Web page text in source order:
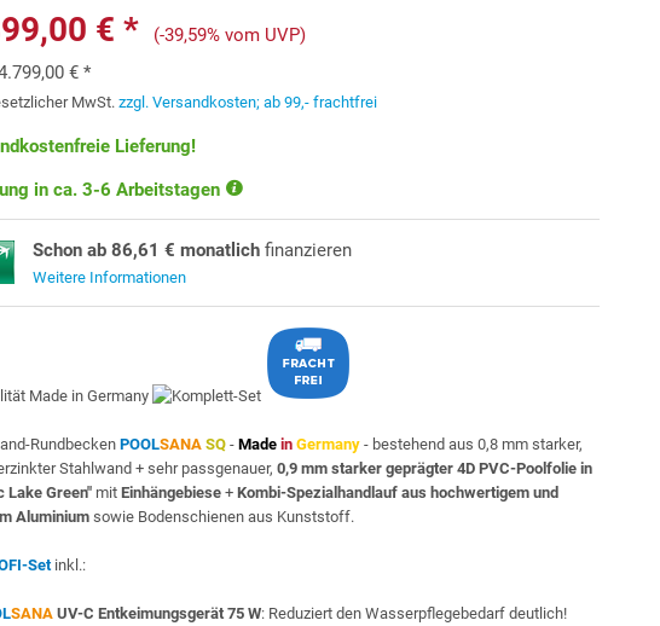
€ *
(-39,59% vom UVP)
€ *
MwSt.zzgl. Versandkosten; ab 99,- frachtfrei
Lieferung!
in ca. 3-6 Arbeitstagen
Schon ab 86,61 € monatlich finanzieren
Weitere Informationen
RundbeckenPOOLSANA SQ -Made in Germany - bestehend aus 0,8 mm starker,
Stahlwand + sehr passgenauer,0,9 mm starker geprägter 4D PVC-Poolfolie in
Lake Green" mitEinhängebiese +Kombi-Spezialhandlauf aus hochwertigem und
Aluminiumsowie Bodenschienen aus Kunststoff.
Setinkl.:
SANA UV-C Entkeimungsgerät 75 W: Reduziert den Wasserpflegebedarf deutlich!